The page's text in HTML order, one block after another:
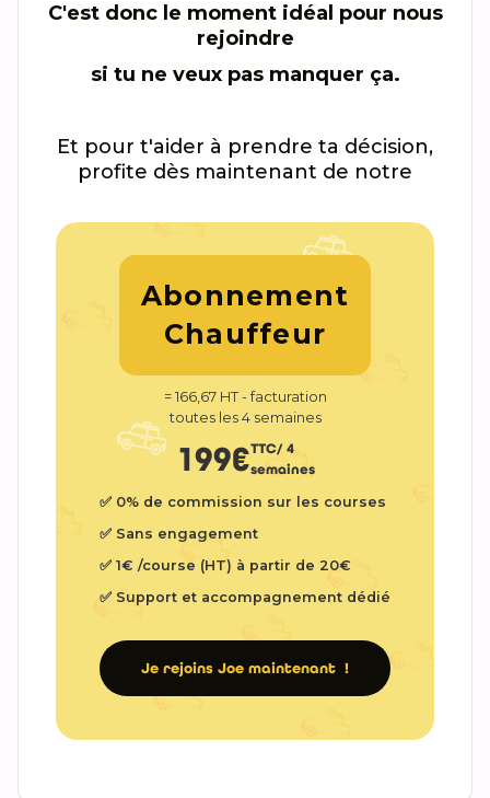
C'est donc le moment idéal pour nous
rejoindre
si tu ne veux pas manquer ça.
Et pour t'aider à prendre ta décision,
profite dès maintenant de notre
Abonnement
Chauffeur
= 166,67 HT - facturation
toutes les 4 semaines
199€TTC/ 4
semaines
‍✅ 0% de commission sur les courses
‍✅ Sans engagement
‍✅ 1€ /course (HT) à partir de 20€
‍✅ Support et accompagnement dédié
Je rejoins Joe maintenant !